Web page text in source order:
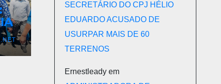
SECRETÁRIO DO CPJ HÉLIO
EDUARDO ACUSADO DE
USURPAR MAIS DE 60
TERRENOS
Ernestleadyem